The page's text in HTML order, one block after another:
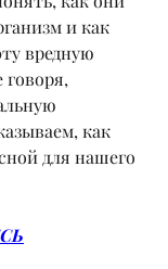
и как
вредную
как
для нашего